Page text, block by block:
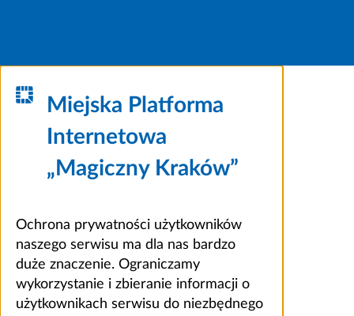
Miejska Platforma
Internetowa
„Magiczny Kraków”
Ochrona prywatności użytkowników
naszego serwisu ma dla nas bardzo
duże znaczenie. Ograniczamy
wykorzystanie i zbieranie informacji o
użytkownikach serwisu do niezbędnego